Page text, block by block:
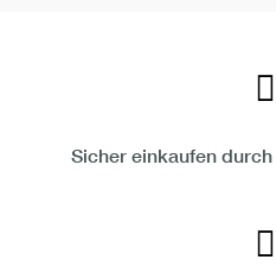
Sicher einkaufen